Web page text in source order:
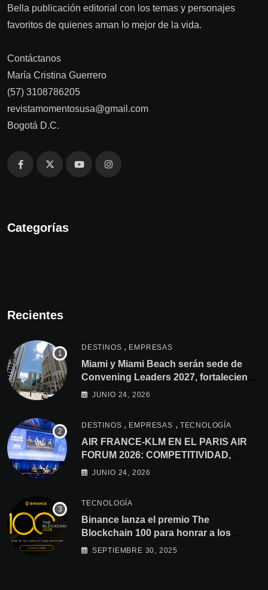
Bella publicación editorial con los temas y personajes
favoritos de quienes aman lo mejor de la vida.
Contáctanos
María Cristina Guerrero
(57) 3108786205
revistamomentosusa@gmail.com
Bogotá D.C.
Categorías
Recientes
DESTINOS , EMPRESAS
Miami y Miami Beach serán sede de
Convening Leaders 2027, fortaleciendo
los lazos con América Latina
JUNIO 24, 2026
DESTINOS , EMPRESAS , TECNOLOGÍA
AIR FRANCE-KLM EN EL PARIS AIR
FORUM 2026: COMPETITIVIDAD,
CONSOLIDACIÓN Y
JUNIO 24, 2026
TECNOLOGÍA
Binance lanza el premio The
Blockchain 100 para honrar a los
principales creadores que impulsan la
SEPTIEMBRE 30, 2025